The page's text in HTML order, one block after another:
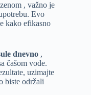
, važno je
Evo
kako efikasno
dnevno ,
čašom vode.
uzimajte
biste održali